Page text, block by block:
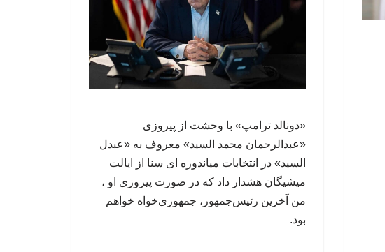
«دونالد ترامپ» با وحشت از پیروزی
«عبدالرحمان محمد السید» معروف به «عبدل
السید» در انتخابات میاندوره ای سنا از ایالت
میشیگان هشدار داد که در صورت پیروزی او ،
من آخرین رئیس‌جمهور، جمهوری‌‍‌خواه خواهم
بود.